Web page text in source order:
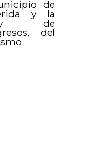
de
y la
de
del